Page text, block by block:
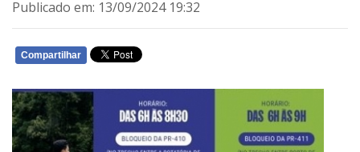
Publicado em: 13/09/2024 19:32
Compartilhar